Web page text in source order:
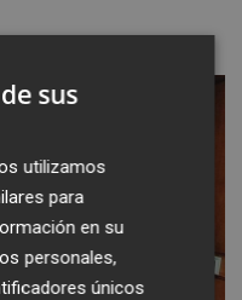
sus
utilizamos
para
en su
personales,
únicos